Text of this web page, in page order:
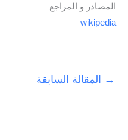
المصادر و المراجع
wikipedia
→ المقالة السابقة